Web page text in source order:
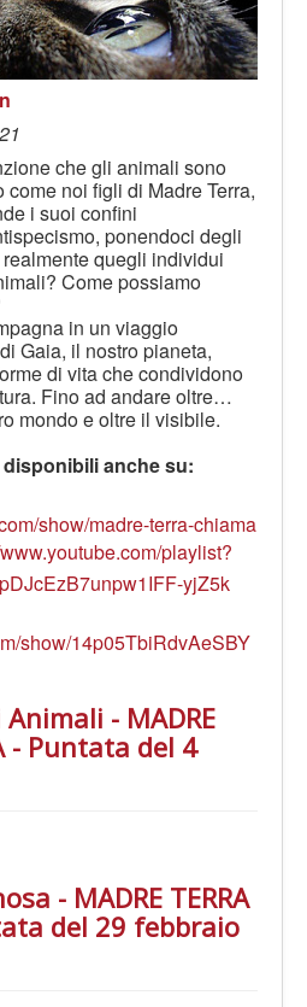
che gli animali sono
noi figli di Madre Terra,
i suoi confini
ponendoci degli
quegli individui
Come possiamo
in un viaggio
Gaia, il nostro pianeta,
di vita che condividono
Fino ad andare oltre…
mondo e oltre il visibile.
anche su:
show/madre-terra-chiama
playlist?
yjZ5k
show/14p05TbiRdvAeSBY
- MADRE
- Puntata del 4
- MADRE TERRA
del 29 febbraio